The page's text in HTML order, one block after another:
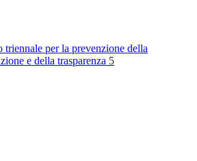
triennale per la prevenzione della
e della trasparenza 5